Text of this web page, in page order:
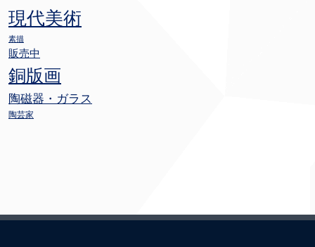
現代美術
素描
販売中
銅版画
陶磁器・ガラス
陶芸家